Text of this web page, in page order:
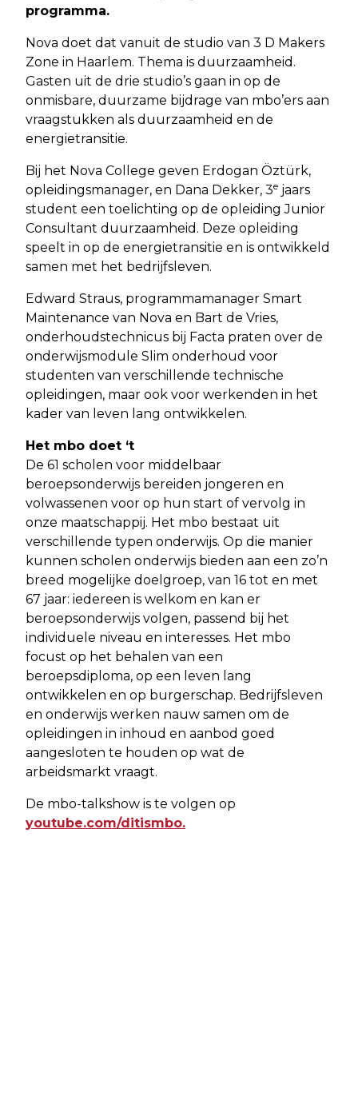
programma.
Nova doet dat vanuit de studio van 3 D Makers
Zone in Haarlem. Thema is duurzaamheid.
Gasten uit de drie studio’s gaan in op de
onmisbare, duurzame bijdrage van mbo’ers aan
vraagstukken als duurzaamheid en de
energietransitie.
Bij het Nova College geven Erdogan Öztürk,
opleidingsmanager, en Dana Dekker, 3e jaars
student een toelichting op de opleiding Junior
Consultant duurzaamheid. Deze opleiding
speelt in op de energietransitie en is ontwikkeld
samen met het bedrijfsleven.
Edward Straus, programmamanager Smart
Maintenance van Nova en Bart de Vries,
onderhoudstechnicus bij Facta praten over de
onderwijsmodule Slim onderhoud voor
studenten van verschillende technische
opleidingen, maar ook voor werkenden in het
kader van leven lang ontwikkelen.
Het mbo doet ‘t
De 61 scholen voor middelbaar
beroepsonderwijs bereiden jongeren en
volwassenen voor op hun start of vervolg in
onze maatschappij. Het mbo bestaat uit
verschillende typen onderwijs. Op die manier
kunnen scholen onderwijs bieden aan een zo’n
breed mogelijke doelgroep, van 16 tot en met
67 jaar: iedereen is welkom en kan er
beroepsonderwijs volgen, passend bij het
individuele niveau en interesses. Het mbo
focust op het behalen van een
beroepsdiploma, op een leven lang
ontwikkelen en op burgerschap. Bedrijfsleven
en onderwijs werken nauw samen om de
opleidingen in inhoud en aanbod goed
aangesloten te houden op wat de
arbeidsmarkt vraagt.
De mbo-talkshow is te volgen op
youtube.com/ditismbo.